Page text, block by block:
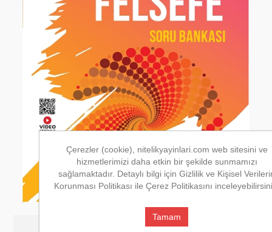
products.discontinued
Çerezler (cookie), nitelikyayinlari.com web sitesini ve
hizmetlerimizi daha etkin bir şekilde sunmamızı
sağlamaktadır. Detaylı bilgi için Gizlilik ve Kişisel
Korunması Politikası ile Çerez Politikasını
Tamam